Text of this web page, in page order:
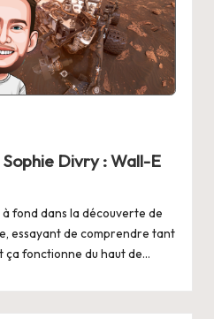
Divry : Wall-E
fond dans la découverte de
essayant de comprendre tant
ça fonctionne du haut de…